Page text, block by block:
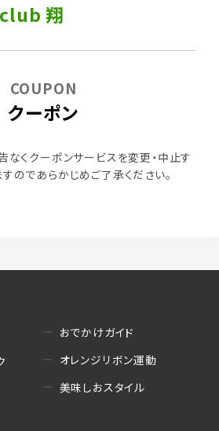
翔
クーポン
COUPON
くクーポンサービスを変更・中止す
のであらかじめご了承ください。
おでかけガイド
オレンジリボン運動
美味しおスタイル